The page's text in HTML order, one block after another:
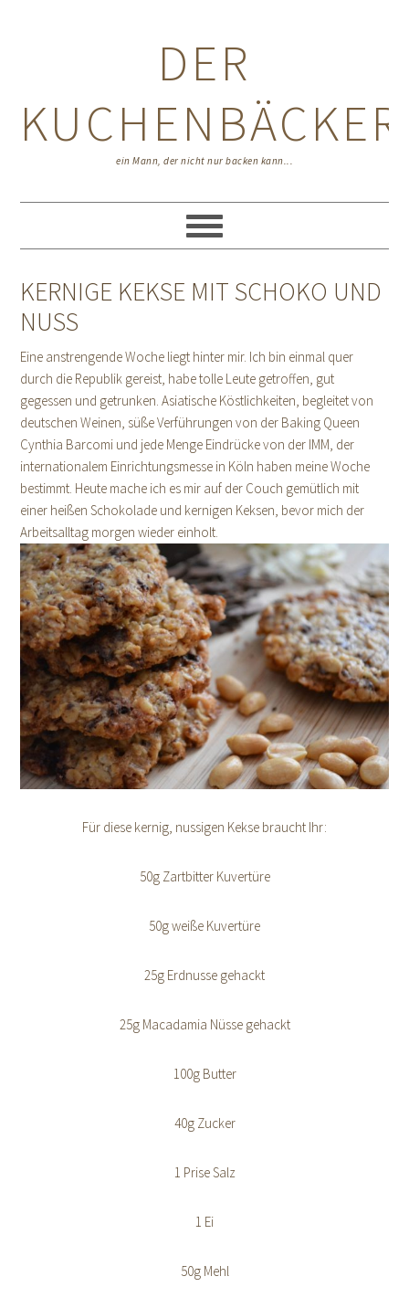
DER
KUCHENBÄCKER
ein Mann, der nicht nur backen kann...
KERNIGE KEKSE MIT SCHOKO UND
NUSS
Eine anstrengende Woche liegt hinter mir. Ich bin einmal quer
durch die Republik gereist, habe tolle Leute getroffen, gut
gegessen und getrunken. Asiatische Köstlichkeiten, begleitet von
deutschen Weinen, süße Verführungen von der Baking Queen
Cynthia Barcomi und jede Menge Eindrücke von der IMM, der
internationalem Einrichtungsmesse in Köln haben meine Woche
bestimmt. Heute mache ich es mir auf der Couch gemütlich mit
einer heißen Schokolade und kernigen Keksen, bevor mich der
Arbeitsalltag morgen wieder einholt.
Für diese kernig, nussigen Kekse braucht Ihr:
50g Zartbitter Kuvertüre
50g weiße Kuvertüre
25g Erdnusse gehackt
25g Macadamia Nüsse gehackt
100g Butter
40g Zucker
1 Prise Salz
1 Ei
50g Mehl